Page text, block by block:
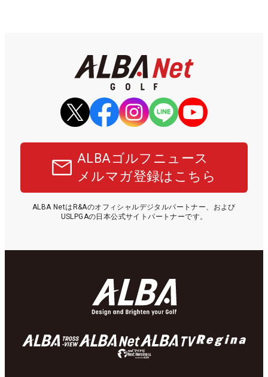
ALBAゴルフニュース
メルマガ登録はこちら
ALBA NetはR&Aのオフィシャルデジタルパートナー、および
USLPGAの日本公式サイトパートナーです。